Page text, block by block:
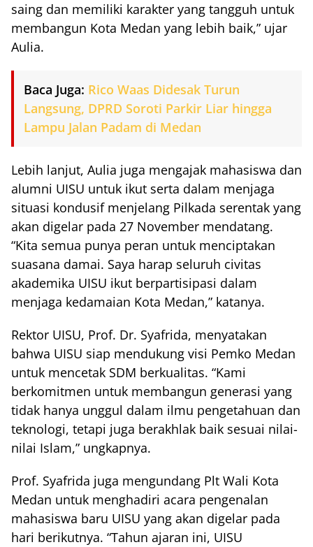
saing dan memiliki karakter yang tangguh untuk
membangun Kota Medan yang lebih baik,” ujar
Aulia.
Baca Juga: Rico Waas Didesak Turun
Langsung, DPRD Soroti Parkir Liar hingga
Lampu Jalan Padam di Medan
Lebih lanjut, Aulia juga mengajak mahasiswa dan
alumni UISU untuk ikut serta dalam menjaga
situasi kondusif menjelang Pilkada serentak yang
akan digelar pada 27 November mendatang.
“Kita semua punya peran untuk menciptakan
suasana damai. Saya harap seluruh civitas
akademika UISU ikut berpartisipasi dalam
menjaga kedamaian Kota Medan,” katanya.
Rektor UISU, Prof. Dr. Syafrida, menyatakan
bahwa UISU siap mendukung visi Pemko Medan
untuk mencetak SDM berkualitas. “Kami
berkomitmen untuk membangun generasi yang
tidak hanya unggul dalam ilmu pengetahuan dan
teknologi, tetapi juga berakhlak baik sesuai nilai-
nilai Islam,” ungkapnya.
Prof. Syafrida juga mengundang Plt Wali Kota
Medan untuk menghadiri acara pengenalan
mahasiswa baru UISU yang akan digelar pada
hari berikutnya. “Tahun ajaran ini, UISU